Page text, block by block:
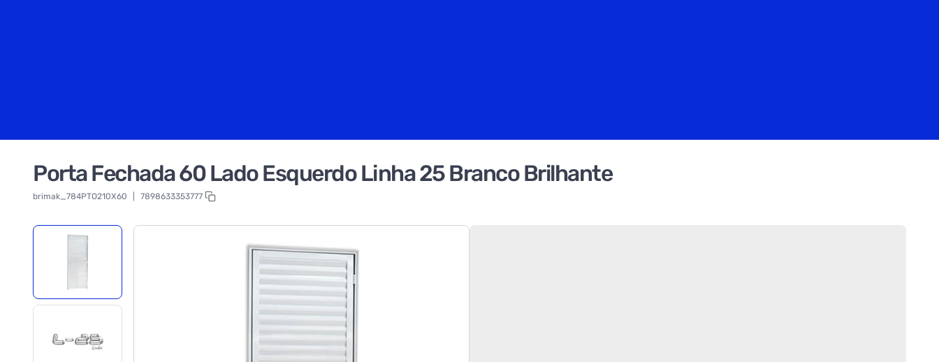
Porta Fechada 60 Lado Esquerdo Linha 25 Branco Brilhante
brimak_784PTO210X60 7898633353777